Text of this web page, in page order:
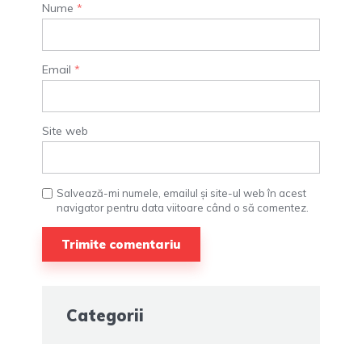
Nume *
Email *
Site web
Salvează-mi numele, emailul și site-ul web în acest
navigator pentru data viitoare când o să comentez.
Categorii